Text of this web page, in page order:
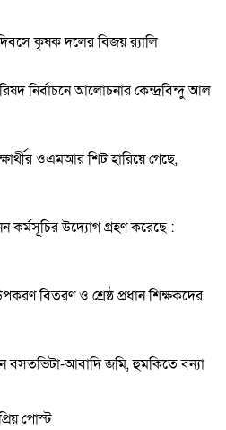
কৃষক দলের বিজয় র‍্যালি
নির্বাচনে আলোচনার কেন্দ্রবিন্দু আল
ওএমআর শিট হারিয়ে গেছে,
কর্মসূচির উদ্যোগ গ্রহণ করেছে :
বিতরণ ও শ্রেষ্ঠ প্রধান শিক্ষকদের
বসতভিটা-আবাদি জমি, হুমকিতে বন্যা
পোস্ট